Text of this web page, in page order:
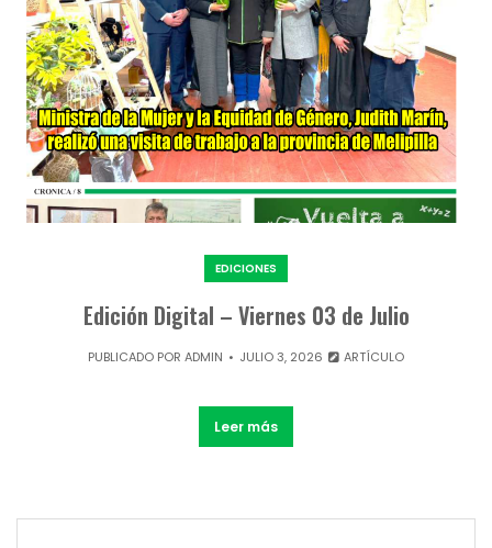
EDICIONES
Edición Digital – Viernes 03 de Julio
PUBLICADO POR ADMIN JULIO 3, 2026 ARTÍCULO
Leer más